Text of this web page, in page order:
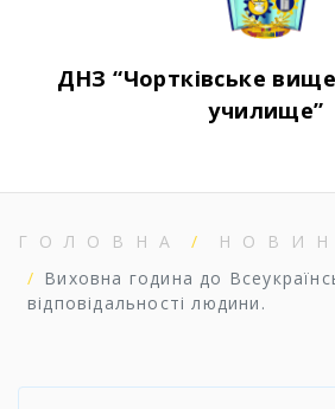
ДНЗ “Чортківське
училище”
ГОЛОВНА
Виховна година до
відповідальності людини.